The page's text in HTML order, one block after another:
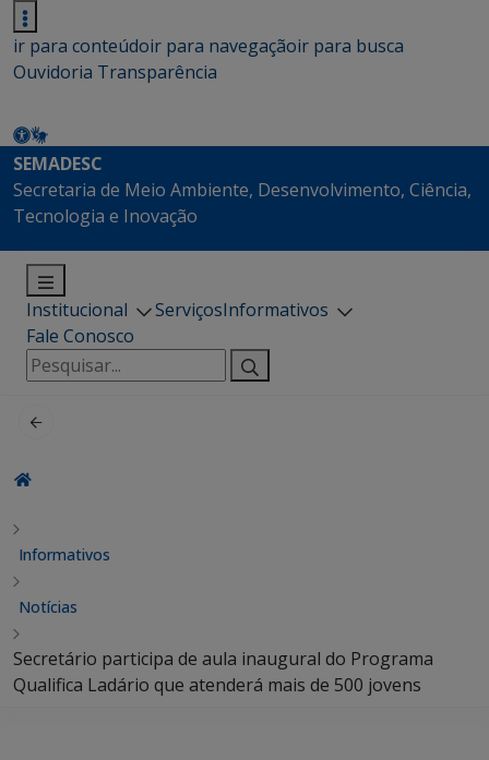
ir para conteúdoir para navegaçãoir para busca
Ouvidoria Transparência
SEMADESC
Secretaria de Meio Ambiente, Desenvolvimento, Ciência,
Tecnologia e Inovação
Institucional ServiçosInformativos
Fale Conosco
Pesquisar
por:
Informativos
Notícias
Secretário participa de aula inaugural do Programa
Qualifica Ladário que atenderá mais de 500 jovens